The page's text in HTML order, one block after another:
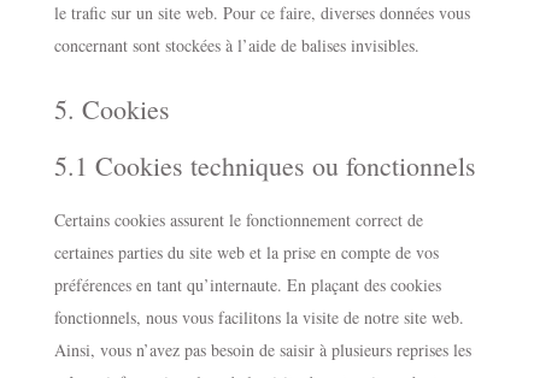
le trafic sur un site web. Pour ce faire, diverses données vous
concernant sont stockées à l’aide de balises invisibles.
5. Cookies
5.1 Cookies techniques ou fonctionnels
Certains cookies assurent le fonctionnement correct de
certaines parties du site web et la prise en compte de vos
préférences en tant qu’internaute. En plaçant des cookies
fonctionnels, nous vous facilitons la visite de notre site web.
Ainsi, vous n’avez pas besoin de saisir à plusieurs reprises les